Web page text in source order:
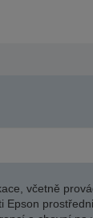
včetně
Epson